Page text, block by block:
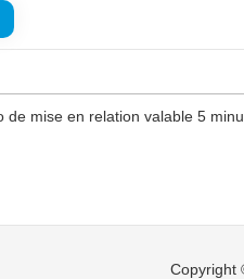
mise en relation valable 5
Copyright